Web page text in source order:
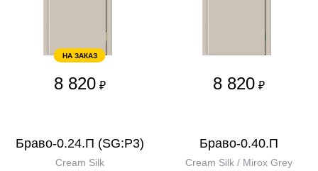
НА ЗАКАЗ
8 820 ₽ 8 820 ₽
Браво-0.24.П (SG:P3)
Cream Silk
Браво-0.40.П
Cream Silk / Mirox Grey